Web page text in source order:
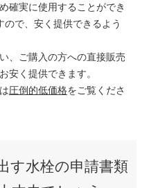
確実に使用することができ
で、安く提供できるよう
、ご購入の方への直接販売
安く提供できます。
圧倒的低価格をご覧くださ
す水栓の申請書類